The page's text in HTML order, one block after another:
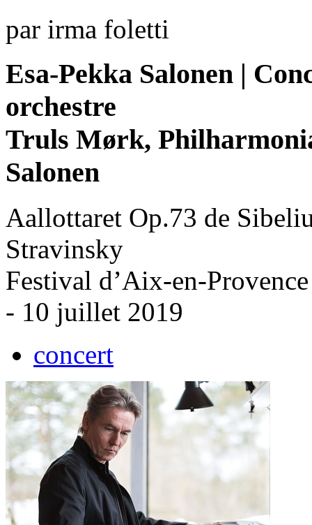
par irma foletti
Esa-Pekka Salonen |
orchestre
Truls Mørk,
Salonen
Aallottaret Op.73 de
Stravinsky
Festival d’Aix-en-
- 10 juillet 2019
concert